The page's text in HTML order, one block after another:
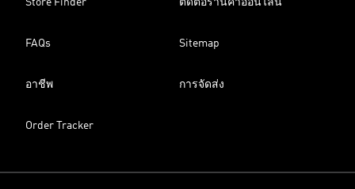
Store Finder ติดต่อร้านค้าออนไลน์
FAQs Sitemap
อาชีพ การจัดส่ง
Order Tracker